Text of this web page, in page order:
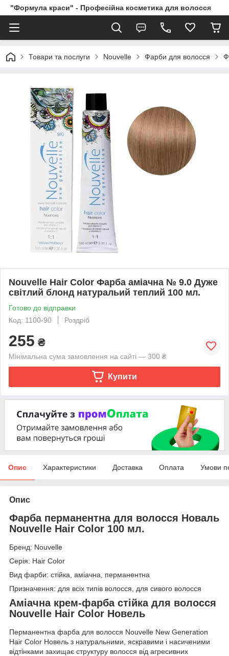
"Формула краси" - Професійна косметика для волосся
Товари та послуги Nouvelle Фарби для волосся
Nouvelle Hair Color Фарба аміачна № 9.0 Дуже
світлий блонд натуральий теплий 100 мл.
Готово до відправки
Код: 1100-90
Роздріб
255 ₴
Мінімальна сума замовлення на сайті — 300 ₴
Купити
Опис Характеристики Доставка Оплата Умови
Опис
Фарба перманентна для волосся Новаль
Nouvelle Hair Color 100 мл.
Бренд: Nouvelle
Серія: Hair Color
Вид фарби: стійка, аміачна, перманентна
Призначення: для всіх типів волосся, для сивого волосся
Аміачна крем-фарба стійка для волосся
Nouvelle Hair Color Новель
Перманентна фарба для волосся Nouvelle New Generation
Hair Color Новель з натуральними, яскравими і насиченими
відтінками захищає структуру волосся від агресивних